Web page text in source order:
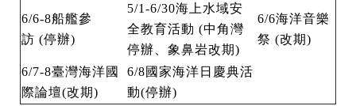
6/6-8船艦參
訪 (停辦)
5/1-6/30海上水域安
全教育活動 (中角灣
停辦、象鼻岩改期)
6/6海洋音樂
祭 (改期)
6/7-8臺灣海洋國
際論壇(改期)
6/8國家海洋日慶典活
動(停辦)